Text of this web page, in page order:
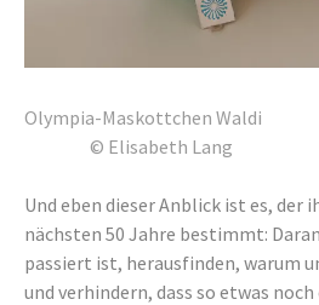
Olympia-
© Elisabeth Lang
Und eben dieser Anblick ist es, der
nächsten 50 Jahre bestimmt:
passiert ist, herausfinden, warum
und verhindern, dass so etwas